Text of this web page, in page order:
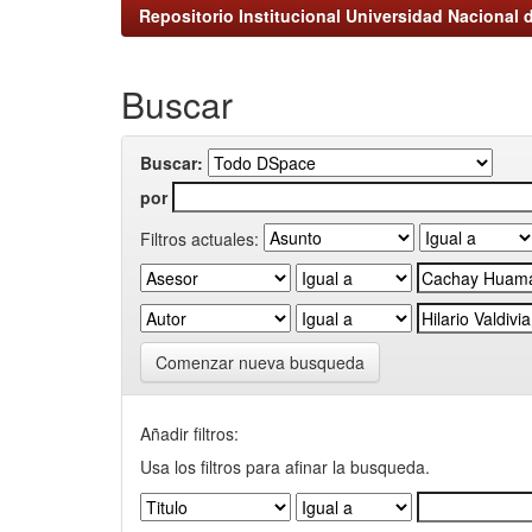
Repositorio Institucional Universidad Nacional
Buscar
Buscar:
por
Filtros actuales:
Comenzar nueva busqueda
Añadir filtros:
Usa los filtros para afinar la busqueda.